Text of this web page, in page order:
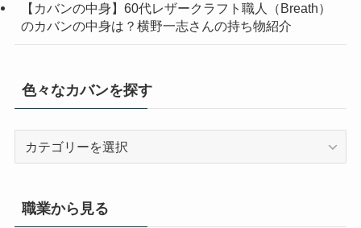
【カバンの中身】60代レザークラフト職人（Breath）
のカバンの中身は？横野一志さんの持ち物紹介
色々なカバンを探す
色々
バ
ン
職業から見る